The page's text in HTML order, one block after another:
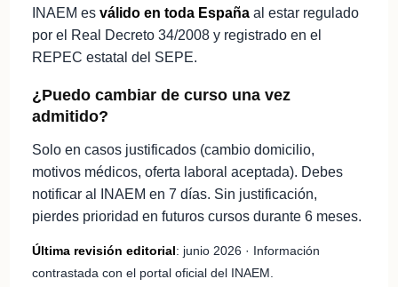
INAEM es válido en toda Españaal estar regulado
por el Real Decreto 34/2008 y registrado en el
REPEC estatal del SEPE.
¿Puedo cambiar de curso una vez
admitido?
Solo en casos justificados (cambio domicilio,
motivos médicos, oferta laboral aceptada). Debes
notificar al INAEM en 7 días. Sin justificación,
pierdes prioridad en futuros cursos durante 6 meses.
Última revisión editorial : junio 2026 · Información
contrastada con el portal oficial del INAEM.